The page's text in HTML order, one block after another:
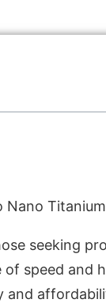
seeking
speed and
and